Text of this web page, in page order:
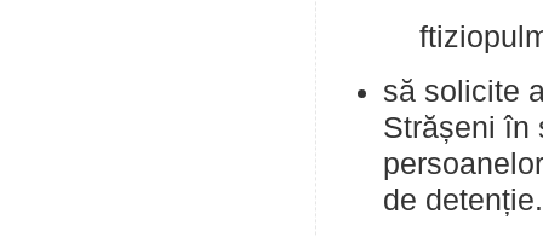
să solicite
Strășeni în
de